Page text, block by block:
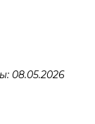
08.05.2026